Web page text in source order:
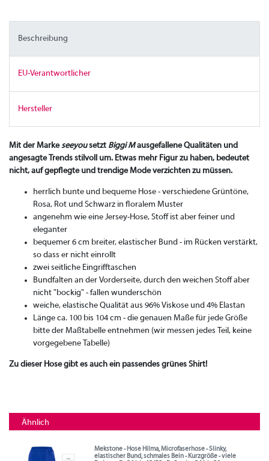
Beschreibung
EU-Verantwortlicher
Hersteller
Mit der Markeseeyousetzt Biggi Mausgefallene Qualitäten und
angesagte Trends stilvoll um. Etwas mehr Figur zu haben, bedeutet
nicht, auf gepflegte und trendige Mode verzichten zu müssen.
herrlich bunte und bequeme Hose - verschiedene Grüntöne,
Rosa, Rot und Schwarz in floralem Muster
angenehm wie eine Jersey-Hose, Stoff ist aber feiner und
eleganter
bequemer 6 cm breiter, elastischer Bund - im Rücken verstärkt,
so dass er nicht einrollt
zwei seitliche Eingrifftaschen
Bundfalten an der Vorderseite, durch den weichen Stoff aber
nicht "bockig" - fallen wunderschön
weiche, elastische Qualität aus 96% Viskose und 4% Elastan
Länge ca. 100 bis 104 cm - die genauen Maße für jede Größe
bitte der Maßtabelle entnehmen (wir messen jedes Teil, keine
vorgegebene Tabelle)
Zu dieser Hose gibt es auch ein passendes grünes Shirt!
Ähnlich
Mekstone - Hose Hilma, Microfaserhose - Slinky,
elastischer Bund, schmales Bein - Kurzgröße - viele